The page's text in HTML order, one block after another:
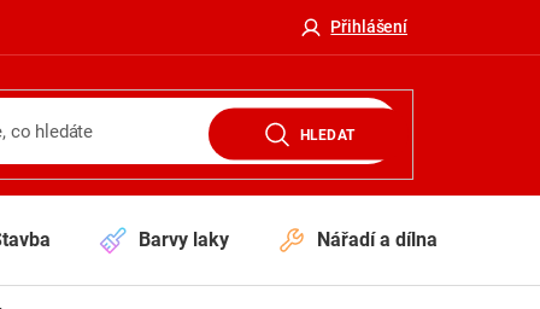
Přihlášení
HLEDAT
Barvy laky Nářadí a dílna